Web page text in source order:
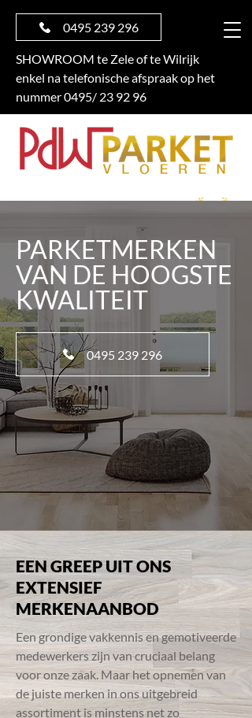
0495 239 296
SHOWROOM te Zele of te Wilrijk
enkel na telefonische afspraak op het
nummer 0495/ 23 92 96
PARKETMERKEN
VAN DE HOOGSTE
KWALITEIT
0495 239 296
EEN GREEP UIT ONS
EXTENSIEF
MERKENAANBOD
Een grondige vakkennis en gemotiveerde
medewerkers zijn van cruciaal belang
voor onze zaak. Maar het opnemen van
de juiste merken in ons uitgebreid
assortiment is minstens net zo